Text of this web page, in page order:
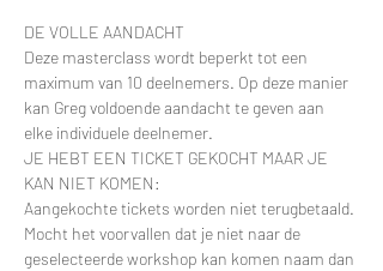
DE VOLLE AANDACHT
Deze masterclass wordt beperkt tot een
maximum van 10 deelnemers. Op deze manier
kan Greg voldoende aandacht te geven aan
elke individuele deelnemer.
JE HEBT EEN TICKET GEKOCHT MAAR JE
KAN NIET KOMEN:
Aangekochte tickets worden niet terugbetaald.
Mocht het voorvallen dat je niet naar de
geselecteerde workshop kan komen naam dan